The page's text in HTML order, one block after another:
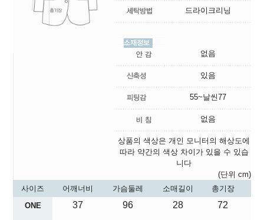
드라이크리닝
없음
있음
55~날씬77
없음
상품의 색상은 개인 모니터의 해상도에
따라 약간의 색상 차이가 있을 수 있습
니다
(단위 cm)
사이즈
어깨너비 가슴둘레 소매길이
총기장
ONE
37 96 28 72